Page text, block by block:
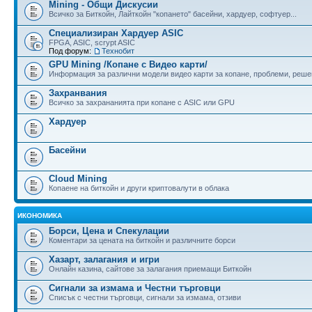
Mining - Общи Дискусии
Всичко за Биткойн, Лайткойн "копането" басейни, хардуер, софтуер...
Специализиран Хардуер ASIC
FPGA, ASIC, scrypt ASIC
Под форум:
Технобит
GPU Mining /Копане с Видео карти/
Информация за различни модели видео карти за копане, проблеми,
Захранвания
Всичко за захрананията при копане с ASIC или GPU
Хардуер
Басейни
Cloud Mining
Копаене на биткойн и други криптовалути в облака
ИКОНОМИКА
Борси, Цена и Спекулации
Коментари за цената на биткойн и различните борси
Хазарт, залагания и игри
Онлайн казина, сайтове за залагания приемащи Биткойн
Сигнали за измама и Честни търговци
Списък с честни търговци, сигнали за измама, отзиви